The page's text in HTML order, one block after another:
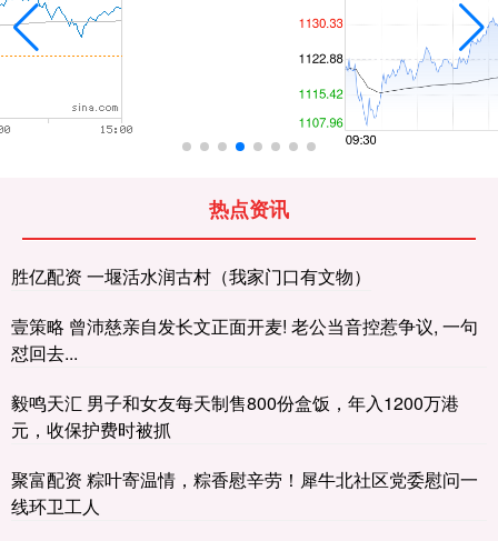
热点资讯
胜亿配资 一堰活水润古村（我家门口有文物）
壹策略 曾沛慈亲自发长文正面开麦! 老公当音控惹争议, 一句
怼回去...
毅鸣天汇 男子和女友每天制售800份盒饭，年入1200万港
元，收保护费时被抓
聚富配资 粽叶寄温情，粽香慰辛劳！犀牛北社区党委慰问一
线环卫工人